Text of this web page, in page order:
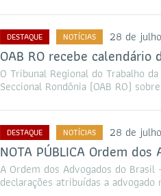
DESTAQUE NOTÍCIAS 28 de julho
OAB RO recebe
O Tribunal Regional do Trabalho
Seccional Rondônia (OAB RO)
DESTAQUE NOTÍCIAS 28 de julho
NOTA PÚBLICA Ordem
A Ordem dos Advogados do
declarações atribuídas a